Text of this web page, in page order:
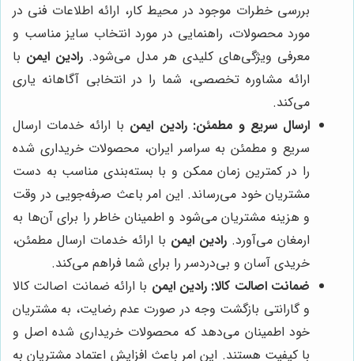
بررسی خطرات موجود در محیط کار، ارائه اطلاعات فنی در
مورد محصولات، راهنمایی در مورد انتخاب سایز مناسب و
معرفی ویژگی‌های کلیدی هر مدل می‌شود. رادین ایمن با
ارائه مشاوره تخصصی، شما را در انتخابی آگاهانه یاری
می‌کند.
ارسال سریع و مطمئن: رادین ایمن با ارائه خدمات ارسال
سریع و مطمئن به سراسر ایران، محصولات خریداری شده
را در کمترین زمان ممکن و با بسته‌بندی مناسب به دست
مشتریان خود می‌رساند. این امر باعث صرفه‌جویی در وقت
و هزینه مشتریان می‌شود و اطمینان خاطر را برای آن‌ها به
ارمغان می‌آورد. رادین ایمن با ارائه خدمات ارسال مطمئن،
خریدی آسان و بی‌دردسر را برای شما فراهم می‌کند.
ضمانت اصالت کالا: رادین ایمن با ارائه ضمانت اصالت کالا
و گارانتی بازگشت وجه در صورت عدم رضایت، به مشتریان
خود اطمینان می‌دهد که محصولات خریداری شده اصل و
با کیفیت هستند. این امر باعث افزایش اعتماد مشتریان به